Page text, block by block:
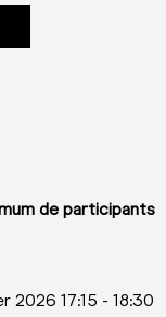
de participants
2026 17:15 - 18:30